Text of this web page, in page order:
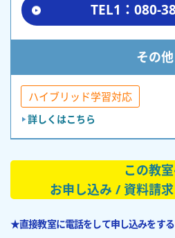
TEL1：080-
その他
ハイブリッド学習対応
詳しくはこちら
この教
お申し込み / 資料請
★直接教室に電話をして申し込みをする